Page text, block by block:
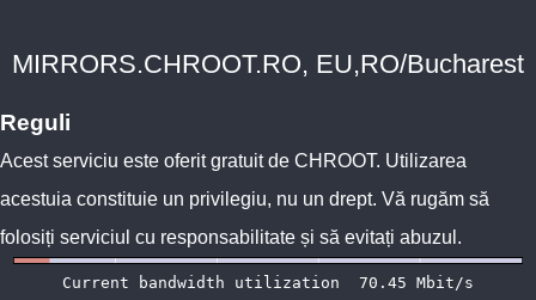
MIRRORS.CHROOT.RO, EU,RO/Bucharest
Reguli
Acest serviciu este oferit gratuit de CHROOT. Utilizarea
acestuia constituie un privilegiu, nu un drept. Vă rugăm să
folosiți serviciul cu responsabilitate și să evitați abuzul.